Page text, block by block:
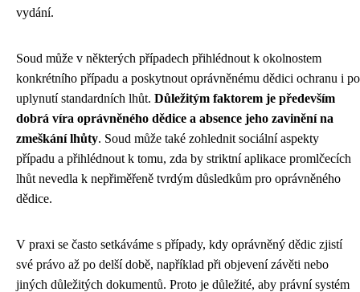
vydání.
Soud může v některých případech přihlédnout k okolnostem
konkrétního případu a poskytnout oprávněnému dědici ochranu i po
uplynutí standardních lhůt. Důležitým faktorem je především
dobrá víra oprávněného dědice a absence jeho zavinění na
zmeškání lhůty. Soud může také zohlednit sociální aspekty
případu a přihlédnout k tomu, zda by striktní aplikace promlčecích
lhůt nevedla k nepřiměřeně tvrdým důsledkům pro oprávněného
dědice.
V praxi se často setkáváme s případy, kdy oprávněný dědic zjistí
své právo až po delší době, například při objevení závěti nebo
jiných důležitých dokumentů. Proto je důležité, aby právní systém